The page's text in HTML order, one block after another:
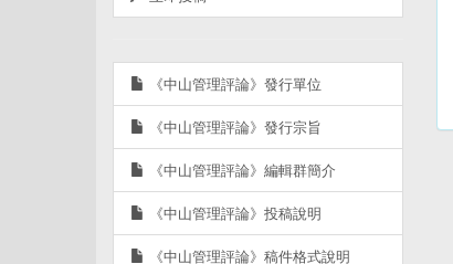
《中山管理評論》發行單位
《中山管理評論》發行宗旨
《中山管理評論》編輯群簡介
《中山管理評論》投稿說明
《中山管理評論》稿件格式說明